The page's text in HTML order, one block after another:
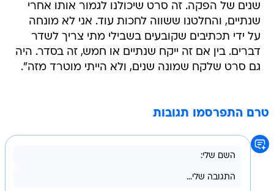
שנים של הפקה. זה סרט שיכולנו לגמור אותו אחרי
שנתיים, והחלטנו ששווה לחכות עוד. אני לא מונחה
על ידי תכתיבים שקובעים בשבילי מתי צריך לשדר
דברים. בין אם זה ייקח שנתיים או חמש, זה בסדר. היה
גם סרט שלקח שמונה שנים, ולא הייתי מוטרד מזה".
טרם התפרסמו תגובות